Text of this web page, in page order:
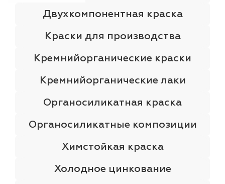
Двухкомпонентная краска
Краски для производства
Кремнийорганические краски
Кремнийорганические лаки
Органосиликатная краска
Органосиликатные композиции
Химстойкая краска
Холодное цинкование